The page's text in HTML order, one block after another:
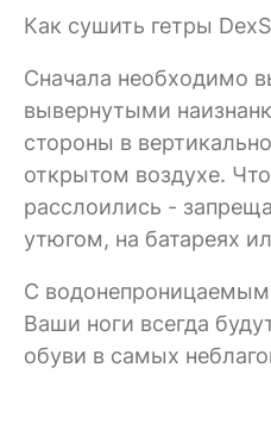
Как сушить гетры
Сначала необходимо
вывернутыми
стороны в
открытом воздухе.
расслоились -
утюгом, на батареях
C
Ваши ноги всегда
обуви в самых